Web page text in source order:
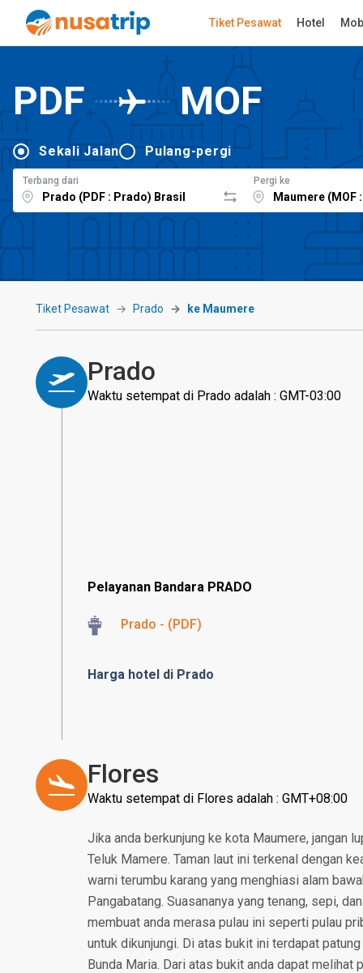
Tiket Pesawat Hotel
PDF MOF
Sekali Jalan Pulang-pergi
Terbang dari Pergi ke
Tiket Pesawat Prado ke Maumere
Prado
Waktu setempat di Prado adalah : GMT-03:00
Pelayanan Bandara PRADO
Prado - (PDF)
Harga hotel di Prado
Flores
Waktu setempat di Flores adalah : GMT+08:00
Jika anda berkunjung ke kota Maumere, jangan
Teluk Mamere. Taman laut ini terkenal dengan
warni terumbu karang yang menghiasi alam
Pangabatang. Suasananya yang tenang, sepi,
membuat anda merasa pulau ini seperti pulau
untuk dikunjungi. Di atas bukit ini terdapat
Bunda Maria. Dari atas bukit anda dapat melihat